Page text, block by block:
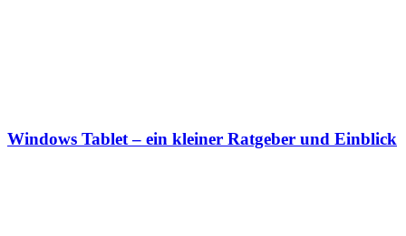
Windows Tablet – ein kleiner Ratgeber und Einblick